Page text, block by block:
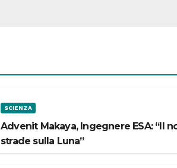
SCIENZA
Advenit Makaya, Ingegnere ESA: “Il
strade sulla Luna”